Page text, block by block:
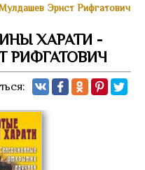
Эрнст Рифгатович
ХАРАТИ -
РИФГАТОВИЧ